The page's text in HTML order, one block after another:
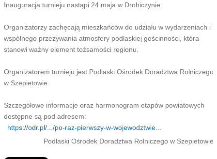
Inauguracja turnieju nastąpi 24 maja w Drohiczynie.
Organizatorzy zachęcają mieszkańców do udziału w wydarzeniach i
wspólnego przeżywania atmosfery podlaskiej gościnności, która
stanowi ważny element tożsamości regionu.
Organizatorem turnieju jest Podlaski Ośrodek Doradztwa Rolniczego
w Szepietowie.
Szczegółowe informacje oraz harmonogram etapów powiatowych
dostępne są pod adresem:
https://odr.pl/.../po-raz-pierwszy-w-wojewodztwie...
Podlaski Ośrodek Doradztwa Rolniczego w Szepietowie